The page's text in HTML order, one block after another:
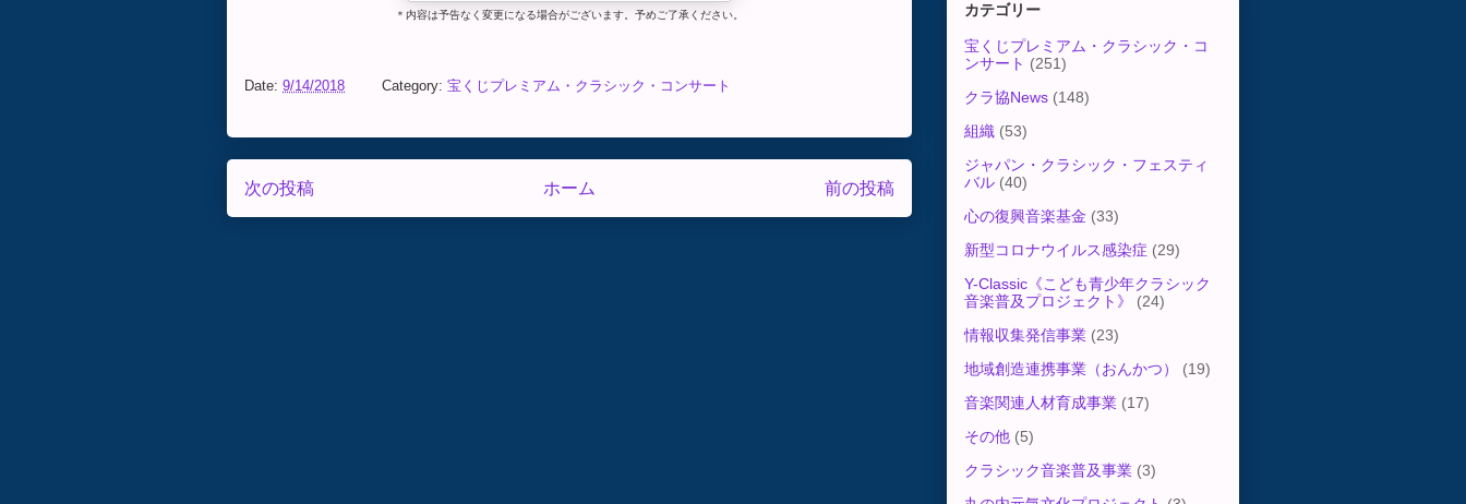
＊内容は予告なく変更になる場合がございます。予めご了承ください。
Date: 9/14/2018 Category: 宝くじプレミアム・クラシック・コンサート
次の投稿 前の投稿
ホーム
カテゴリー
宝くじプレミアム・クラシック・コ
ンサート (251)
クラ協News (148)
組織 (53)
ジャパン・クラシック・フェスティ
バル (40)
心の復興音楽基金 (33)
新型コロナウイルス感染症 (29)
Y-Classic《こども青少年クラシック
音楽普及プロジェクト》
(24)
情報収集発信事業 (23)
地域創造連携事業（おんかつ）
(19)
音楽関連人材育成事業 (17)
その他 (5)
クラシック音楽普及事業 (3)